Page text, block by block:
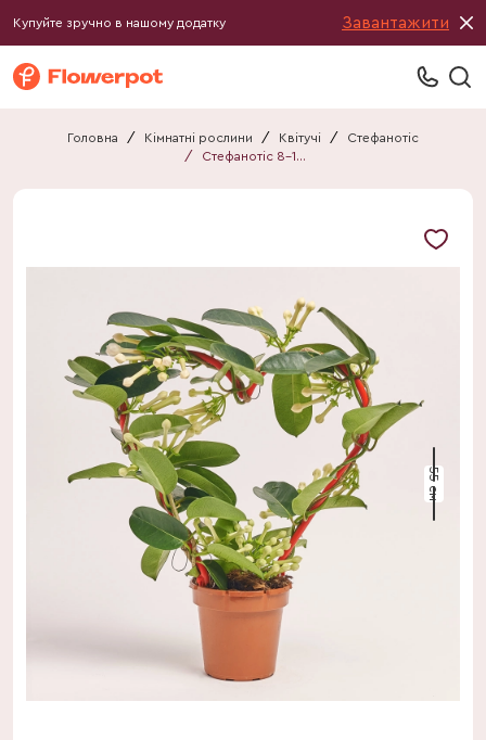
Купуйте зручно в нашому додатку Завантажити
Головна / Кімнатні рослини / Квітучі /
Стефанотіс
/
Стефанотіс 8-10 серце
55 см